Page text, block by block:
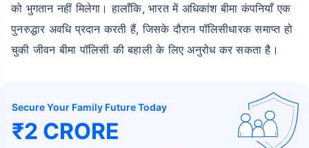
को भुगतान नहीं मिलेगा। हालाँकि, भारत में अधिकांश बीमा कंपनियाँ एक
पुनरुद्धार अवधि प्रदान करती हैं, जिसके दौरान पॉलिसीधारक समाप्त हो
चुकी जीवन बीमा पॉलिसी की बहाली के लिए अनुरोध कर सकता है।
Secure Your Family Future Today
₹2 CRORE